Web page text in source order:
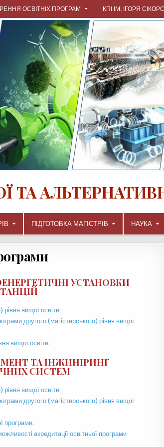
ОСВІТНІХ ПРОГРАМ КПІ ІМ. ІГОРЯ
ТА
ПІДГОТОВКА МАГІСТРІВ НАУКА
УСТАНОВКИ
рівня вищої освіти;
другого (магістерського) рівня вищої
вищої освіти.
ТА ІНЖИНІРИНГ
СИСТЕМ
рівня вищої освіти;
другого (магістерського) рівня вищої
програми.
акредитації освітньої програми